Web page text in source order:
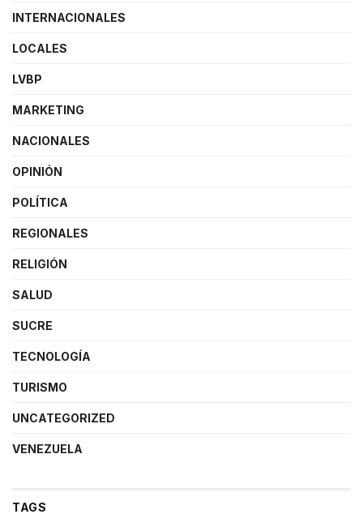
INTERNACIONALES
LOCALES
LVBP
MARKETING
NACIONALES
OPINIÓN
POLÍTICA
REGIONALES
RELIGIÓN
SALUD
SUCRE
TECNOLOGÍA
TURISMO
UNCATEGORIZED
VENEZUELA
TAGS